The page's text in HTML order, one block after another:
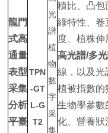
龍門
式高
通量
表型
采集
分析
平臺
TPN
-GT
L-G
T2
積比、凸包
綠特性、卷
度、植株伸
高光譜/多
線，以及光
植被指數的
生物學參數
化、營養狀